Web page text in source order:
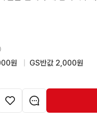
배 3000원💗
판매완료입니다*
원
GS반값 2,000원